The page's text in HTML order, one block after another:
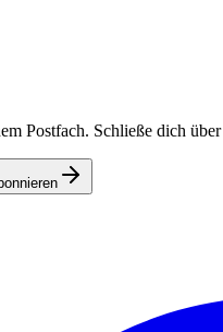
Postfach. Schließe dich über